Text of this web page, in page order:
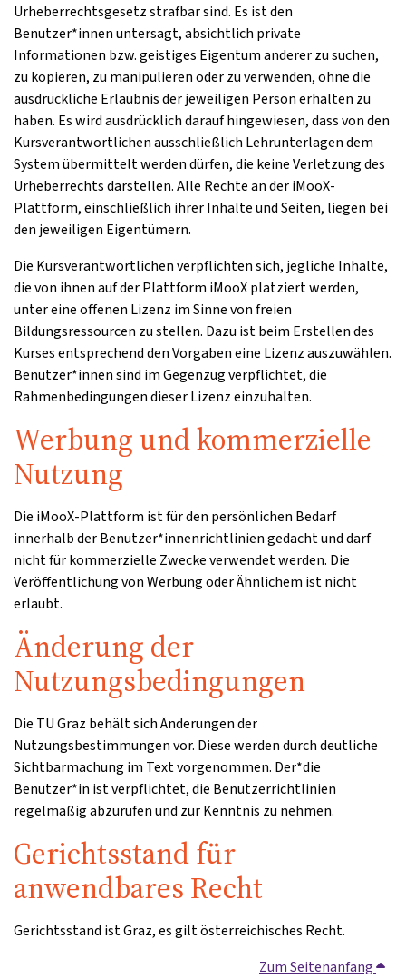
Urheberrechtsgesetz strafbar sind. Es ist den
Benutzer*innen untersagt, absichtlich private
Informationen bzw. geistiges Eigentum anderer zu suchen,
zu kopieren, zu manipulieren oder zu verwenden, ohne die
ausdrückliche Erlaubnis der jeweiligen Person erhalten zu
haben. Es wird ausdrücklich darauf hingewiesen, dass von den
Kursverantwortlichen ausschließlich Lehrunterlagen dem
System übermittelt werden dürfen, die keine Verletzung des
Urheberrechts darstellen. Alle Rechte an der iMooX-
Plattform, einschließlich ihrer Inhalte und Seiten, liegen bei
den jeweiligen Eigentümern.
Die Kursverantwortlichen verpflichten sich, jegliche Inhalte,
die von ihnen auf der Plattform iMooX platziert werden,
unter eine offenen Lizenz im Sinne von freien
Bildungsressourcen zu stellen. Dazu ist beim Erstellen des
Kurses entsprechend den Vorgaben eine Lizenz auszuwählen.
Benutzer*innen sind im Gegenzug verpflichtet, die
Rahmenbedingungen dieser Lizenz einzuhalten.
Werbung und kommerzielle
Nutzung
Die iMooX-Plattform ist für den persönlichen Bedarf
innerhalb der Benutzer*innenrichtlinien gedacht und darf
nicht für kommerzielle Zwecke verwendet werden. Die
Veröffentlichung von Werbung oder Ähnlichem ist nicht
erlaubt.
Änderung der
Nutzungsbedingungen
Die TU Graz behält sich Änderungen der
Nutzungsbestimmungen vor. Diese werden durch deutliche
Sichtbarmachung im Text vorgenommen. Der*die
Benutzer*in ist verpflichtet, die Benutzerrichtlinien
regelmäßig abzurufen und zur Kenntnis zu nehmen.
Gerichtsstand für
anwendbares Recht
Gerichtsstand ist Graz, es gilt österreichisches Recht.
Zum Seitenanfang